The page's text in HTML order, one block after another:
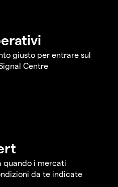
giusto per entrare sul
Centre
quando i mercati
da te indicate